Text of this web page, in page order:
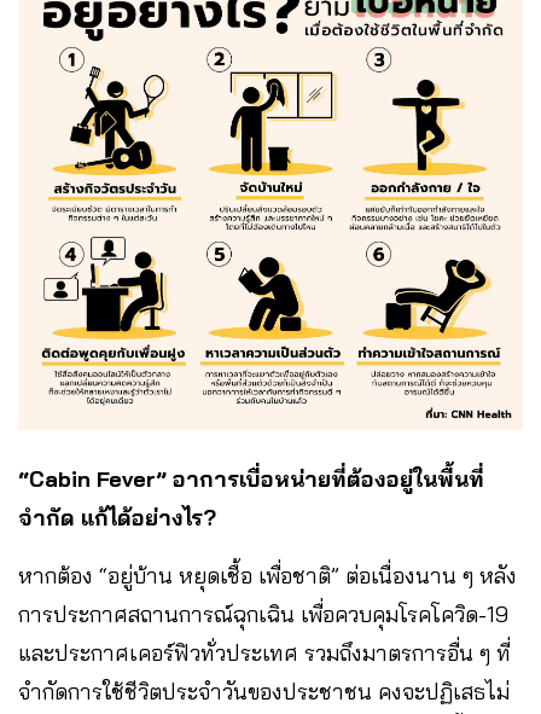
“Cabin Fever” อาการเบื่อหน่ายที่ต้องอยู่ในพื้นที่
จำกัด แก้ได้อย่างไร?
หากต้อง “อยู่บ้าน หยุดเชื้อ เพื่อชาติ” ต่อเนื่องนาน ๆ หลัง
การประกาศสถานการณ์ฉุกเฉิน เพื่อควบคุมโรคโควิด-19
และประกาศเคอร์ฟิวทั่วประเทศ รวมถึงมาตรการอื่น ๆ ที่
จำกัดการใช้ชีวิตประจำวันของประชาชน คงจะปฏิเสธไม่